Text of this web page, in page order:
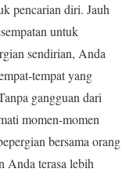
pencarian diri. Jauh
untuk
sendirian, Anda
tempat yang
gangguan dari
momen-momen
bersama orang
Anda terasa lebih